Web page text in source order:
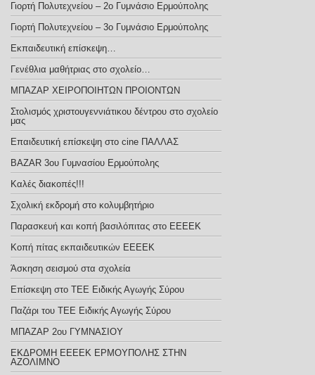
Γιορτή Πολυτεχνείου – 2ο Γυμνάσιο Ερμούπολης
Γιορτή Πολυτεχνείου – 3ο Γυμνάσιο Ερμούπολης
Εκπαιδευτική επίσκεψη…
Γενέθλια μαθήτριας στο σχολείο…
ΜΠΑΖΑΡ ΧΕΙΡΟΠΟΙΗΤΩΝ ΠΡΟΙΟΝΤΩΝ
Στολισμός χριστουγεννιάτικου δέντρου στο σχολείο
μας
Επαιδευτική επίσκεψη στο cine ΠΑΛΛΑΣ
BAZAR 3ου Γυμνασίου Ερμούπολης
Καλές διακοπές!!!
Σχολική εκδρομή στο κολυμβητήριο
Παρασκευή και κοπή βασιλόπιτας στο ΕΕΕΕΚ
Κοπή πίτας εκπαιδευτικών ΕΕΕΕΚ
Άσκηση σεισμού στα σχολεία
Επίσκεψη στο ΤΕΕ Ειδικής Αγωγής Σύρου
Παζάρι του ΤΕΕ Ειδικής Αγωγής Σύρου
ΜΠΑΖΑΡ 2ου ΓΥΜΝΑΣΙΟΥ
ΕΚΔΡΟΜΗ ΕΕΕΕΚ ΕΡΜΟΥΠΟΛΗΣ ΣΤΗΝ
ΑΖΟΛΙΜΝΟ